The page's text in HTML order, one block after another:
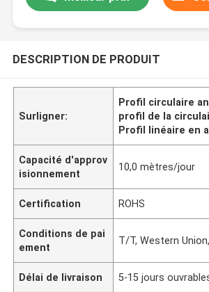
DESCRIPTION DE PRODUIT
Surligner:
Profil circulaire
profil de la
Profil linéaire en
Capacité d'approv
isionnement
10,0 mètres/jour
Certification ROHS
Conditions de pai
ement
T/T, Western
Délai de livraison 5-15 jours